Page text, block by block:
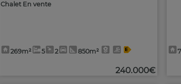
Chalet En vente
269m² 5 2 850m²
240.000€